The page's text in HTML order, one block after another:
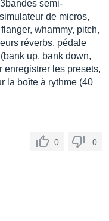
semi-
de micros,
whammy, pitch,
réverbs, pédale
up, bank down,
enregistrer les presets,
la boîte à rythme (40
0 0